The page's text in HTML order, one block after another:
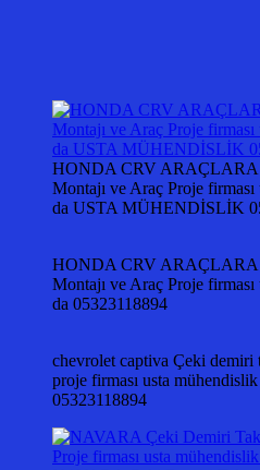
HONDA CRV ARAÇLARA
Montajı ve Araç Proje
da USTA MÜHENDİSLİK
HONDA CRV ARAÇLARA
Montajı ve Araç Proje
da 05323118894
chevrolet captiva Çeki demiri
proje firması usta
05323118894